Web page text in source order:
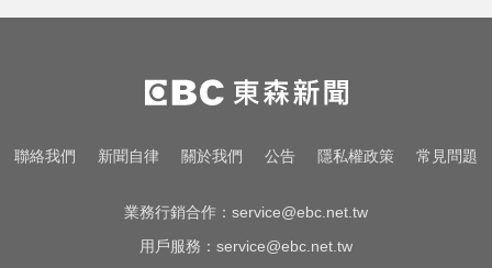
大黎加連2年來台
喝牛奶狂拉？醫曝乳糖不耐補鈣救
肥大叔驟逝！昔日勁敵丟丟妹發聲
聯絡我們 新聞自律 關於我們 公告 隱私權政策 常見問題
業務行銷合作： service@ebc.net.tw
用戶服務： service@ebc.net.tw